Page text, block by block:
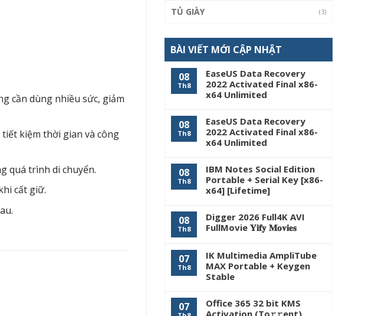
TỦ GIÀY (3)
BÀI VIẾT MỚI CẬP NHẬT
08
Th8
EaseUS Data Recovery
2022 Activated Final x86-
x64 Unlimited
08
Th8
EaseUS Data Recovery
2022 Activated Final x86-
x64 Unlimited
08
Th8
IBM Notes Social Edition
Portable + Serial Key [x86-
x64] [Lifetime]
08
Th8
Digger 2026 Full4K AVI
FullMovie 𝐘𝐢𝐟𝐲 𝐌𝐨𝐯𝐢𝐞𝐬
07
Th8
IK Multimedia AmpliTube
MAX Portable + Keygen
Stable
07
Office 365 32 bit KMS
Activation (To𝚛𝚛еnt)
cần dùng nhiều sức, giảm
kiệm thời gian và công
quá trình di chuyển.
cất giữ.